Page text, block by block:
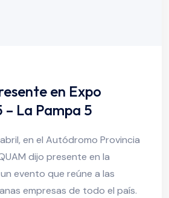
en Expo
– La Pampa 5
abril, en el Autódromo Provincia
dijo presente en la
evento que reúne a las
empresas de todo el país.